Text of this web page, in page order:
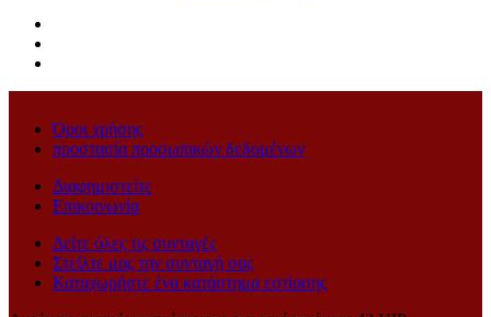
Όροι χρήσης
προστασία προσωπικών δεδομένων
Διαφημιστείτε
Επικοινωνία
Δείτε όλες τις συνταγές
Στείλτε μας την συνταγή σας
Καταχωρήστε ένα κατάστημα εστίασης